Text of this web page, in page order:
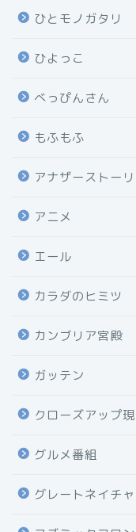
ひとモノガタリ
ひよっこ
べっぴんさん
もふもふ
アナザーストー
アニメ
エール
カラダのヒミツ
カンブリア宮殿
ガッテン
クローズアップ
グルメ番組
グレートネイチ